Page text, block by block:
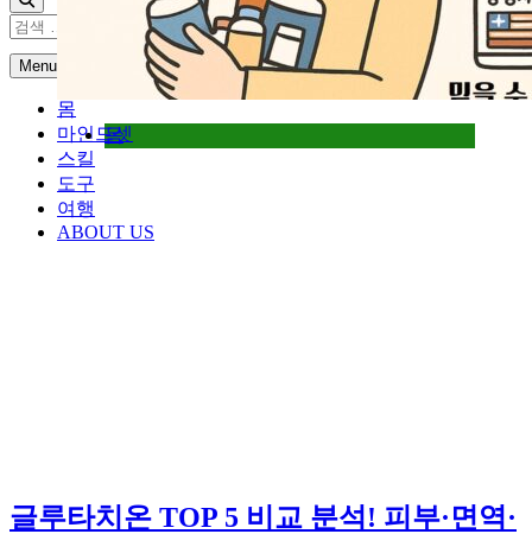
검
Menu
몸
마인드셋
스킬
도구
여행
ABOUT US
몸
글루타치온 TOP 5 비교 분석! 피부·면역·